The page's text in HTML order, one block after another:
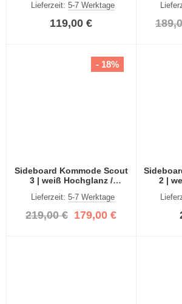
Lieferzeit: 5-7 Werktage
119,00 €
Sideboard Kommode Scout
3 | weiß Hochglanz /
Lieferzeit: 5-7 Werktage
219,00 € 179,00 €
- 18%
2 |